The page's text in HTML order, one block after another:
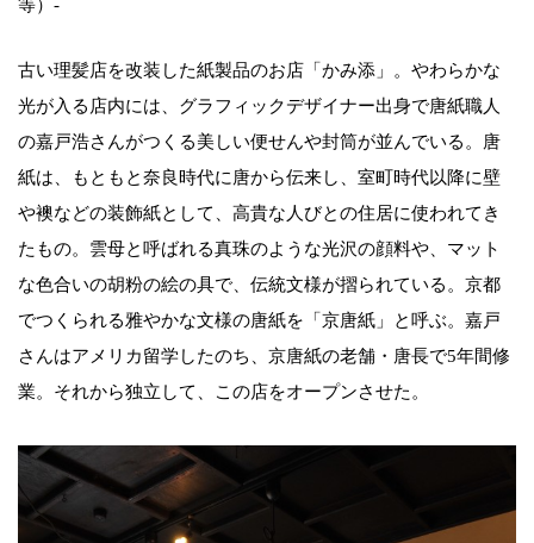
等）-
古い理髪店を改装した紙製品のお店「かみ添」。やわらかな
光が入る店内には、グラフィックデザイナー出身で唐紙職人
の嘉戸浩さんがつくる美しい便せんや封筒が並んでいる。唐
紙は、もともと奈良時代に唐から伝来し、室町時代以降に壁
や襖などの装飾紙として、高貴な人びとの住居に使われてき
たもの。雲母と呼ばれる真珠のような光沢の顔料や、マット
な色合いの胡粉の絵の具で、伝統文様が摺られている。京都
でつくられる雅やかな文様の唐紙を「京唐紙」と呼ぶ。嘉戸
さんはアメリカ留学したのち、京唐紙の老舗・唐長で5年間修
業。それから独立して、この店をオープンさせた。